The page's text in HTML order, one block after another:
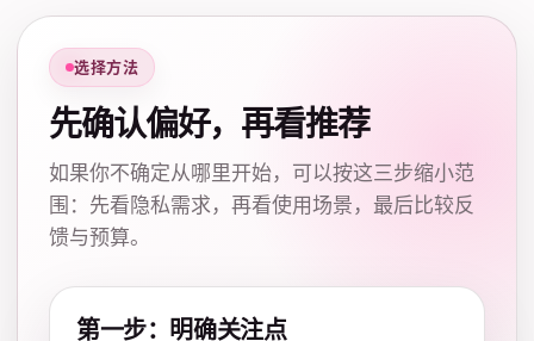
选择方法
先确认偏好，再看推荐
如果你不确定从哪里开始，可以按这三步缩小范
围：先看隐私需求，再看使用场景，最后比较反
馈与预算。
第一步：明确关注点